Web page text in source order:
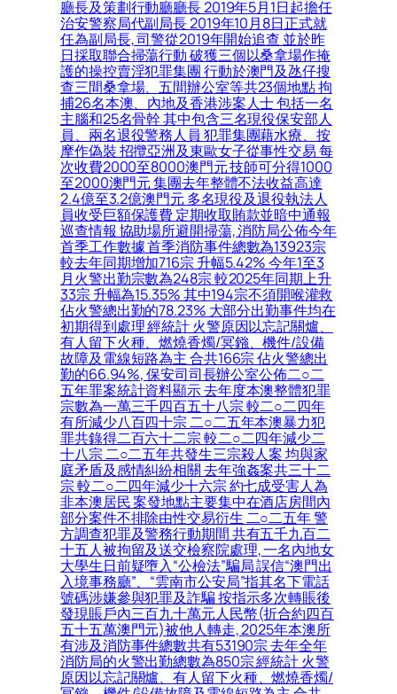
廳長及策劃行動廳廳長 2019年5月1日起擔任
治安警察局代副局長 2019年10月8日正式就
任為副局長, 司警從2019年開始追查 並於昨
日採取聯合掃蕩行動 破獲三個以桑拿場作掩
護的操控賣淫犯罪集團 行動於澳門及氹仔搜
查三間桑拿場、五間辦公室等共23個地點 拘
捕26名本澳、內地及香港涉案人士 包括一名
主腦和25名骨幹 其中包含三名現役保安部人
員、兩名退役警務人員 犯罪集團藉水療、按
摩作偽裝 招攬亞洲及東歐女子從事性交易 每
次收費2000至8000澳門元 技師可分得1000
至2000澳門元 集團去年整體不法收益高達
2.4億至3.2億澳門元 多名現役及退役執法人
員收受巨額保護費 定期收取賄款並暗中通報
巡查情報 協助場所避開掃蕩, 消防局公佈今年
首季工作數據 首季消防事件總數為13923宗
較去年同期增加716宗 升幅5.42% 今年1至3
月火警出勤宗數為248宗 較2025年同期上升
33宗 升幅為15.35% 其中194宗不須開喉灌救
佔火警總出勤的78.23% 大部分出勤事件均在
初期得到處理 經統計 火警原因以忘記關爐、
有人留下火種、燃燒香燭/冥鏹、機件/設備
故障及電線短路為主 合共166宗 佔火警總出
勤的66.94%, 保安司司長辦公室公佈二○二
五年罪案統計資料顯示 去年度本澳整體犯罪
宗數為一萬三千四百五十八宗 較二○二四年
有所減少八百四十宗 二○二五年本澳暴力犯
罪共錄得二百六十二宗 較二○二四年減少二
十八宗 二○二五年共發生三宗殺人案 均與家
庭矛盾及感情糾紛相關 去年強姦案共三十二
宗 較二○二四年減少十六宗 約七成受害人為
非本澳居民 案發地點主要集中在酒店房間內
部分案件不排除由性交易衍生 二○二五年 警
方調查犯罪及警務行動期間 共有五千九百二
十五人被拘留及送交檢察院處理, 一名內地女
大學生日前疑墮入“公檢法”騙局 誤信“澳門出
入境事務廳”、“雲南市公安局”指其名下電話
號碼涉嫌參與犯罪及詐騙 按指示多次轉賬後
發現賬戶內三百九十萬元人民幣(折合約四百
五十五萬澳門元)被他人轉走, 2025年本澳所
有涉及消防事件總數共有53190宗 去年全年
消防局的火警出勤總數為850宗 經統計 火警
原因以忘記關爐、有人留下火種、燃燒香燭/